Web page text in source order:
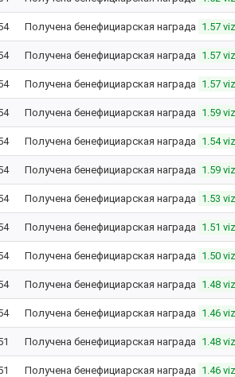
Получена бенефициарская награда 1.57 viz
Получена бенефициарская награда 1.57 viz
Получена бенефициарская награда 1.57 viz
Получена бенефициарская награда 1.59 viz
Получена бенефициарская награда 1.54 viz
Получена бенефициарская награда 1.59 viz
Получена бенефициарская награда 1.53 viz
Получена бенефициарская награда 1.51 viz
Получена бенефициарская награда 1.50 viz
Получена бенефициарская награда 1.48 viz
Получена бенефициарская награда 1.46 viz
Получена бенефициарская награда 1.48 viz
Получена бенефициарская награда 1.46 viz